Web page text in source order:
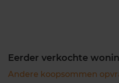
Eerder verkochte
Andere koopsommen